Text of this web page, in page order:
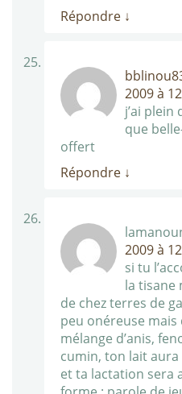
Répondre ↓
2009 à
j’ai plein
que
offert
Répondre ↓
2009 à
si tu
la tisane
de chez terres de
peu onéreuse mais
mélange d’anis,
cumin, ton lait
et ta lactation sera